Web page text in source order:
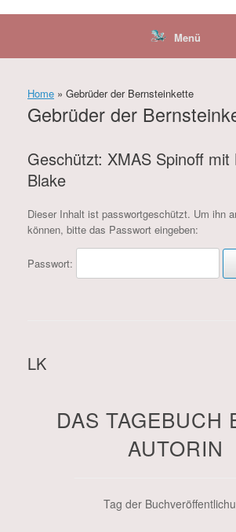
Menü
Home » Gebrüder der Bernsteinkette
Gebrüder der
Geschützt: XMAS Spinoff mit
Blake
Dieser Inhalt ist passwortgeschützt. Um ihn
können, bitte das Passwort eingeben:
Passwort:
LK
DAS TAGEBUCH
AUTORIN
Tag der